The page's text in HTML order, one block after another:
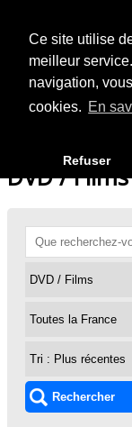
Ce site utilise
meilleur
navigation,
cookies. En
Refuser
DVD / Films